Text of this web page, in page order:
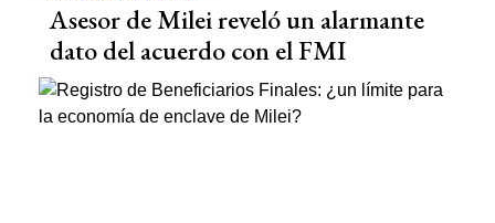
Asesor de Milei reveló un alarmante
dato del acuerdo con el FMI